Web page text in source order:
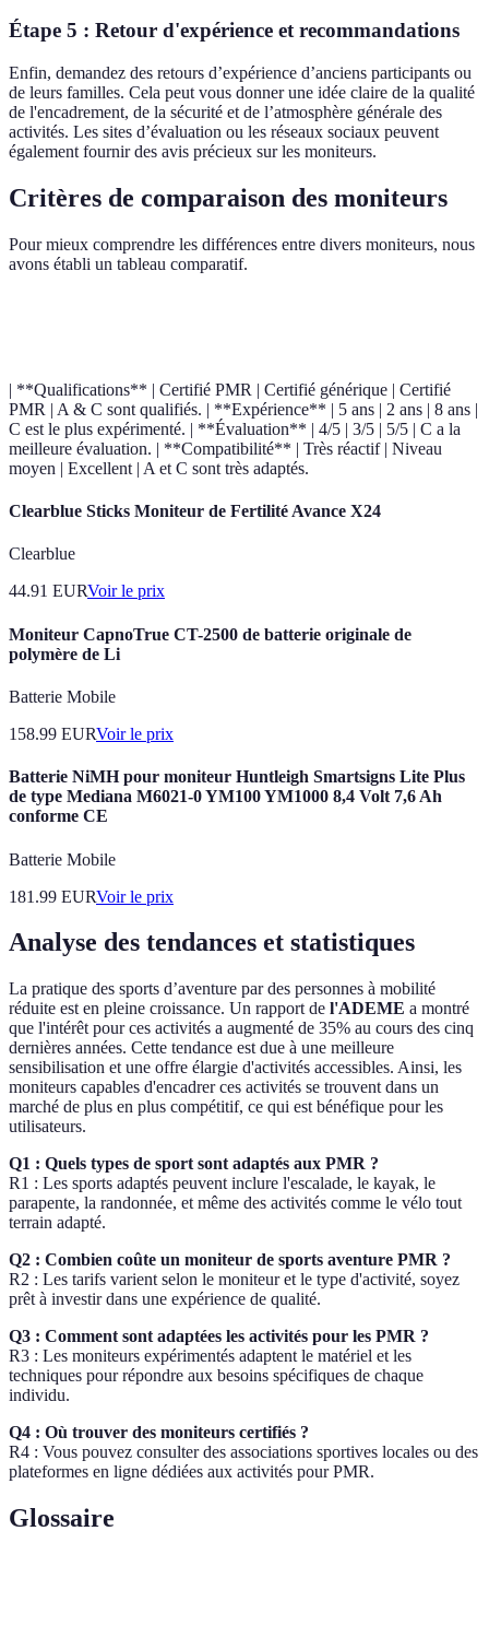
Étape 5 : Retour d'expérience et recommandations
Enfin, demandez des retours d’expérience d’anciens participants ou
de leurs familles. Cela peut vous donner une idée claire de la qualité
de l'encadrement, de la sécurité et de l’atmosphère générale des
activités. Les sites d’évaluation ou les réseaux sociaux peuvent
également fournir des avis précieux sur les moniteurs.
Critères de comparaison des moniteurs
Pour mieux comprendre les différences entre divers moniteurs, nous
avons établi un tableau comparatif.
| **Qualifications** | Certifié PMR | Certifié générique | Certifié
PMR | A & C sont qualifiés. | **Expérience** | 5 ans | 2 ans | 8 ans |
C est le plus expérimenté. | **Évaluation** | 4/5 | 3/5 | 5/5 | C a la
meilleure évaluation. | **Compatibilité** | Très réactif | Niveau
moyen | Excellent | A et C sont très adaptés.
Clearblue Sticks Moniteur de Fertilité Avance X24
Clearblue
44.91 EURVoir le prix
Moniteur CapnoTrue CT-2500 de batterie originale de
polymère de Li
Batterie Mobile
158.99 EURVoir le prix
Batterie NiMH pour moniteur Huntleigh Smartsigns Lite Plus
de type Mediana M6021-0 YM100 YM1000 8,4 Volt 7,6 Ah
conforme CE
Batterie Mobile
181.99 EURVoir le prix
Analyse des tendances et statistiques
La pratique des sports d’aventure par des personnes à mobilité
réduite est en pleine croissance. Un rapport de l'ADEME a montré
que l'intérêt pour ces activités a augmenté de 35% au cours des cinq
dernières années. Cette tendance est due à une meilleure
sensibilisation et une offre élargie d'activités accessibles. Ainsi, les
moniteurs capables d'encadrer ces activités se trouvent dans un
marché de plus en plus compétitif, ce qui est bénéfique pour les
utilisateurs.
Q1 : Quels types de sport sont adaptés aux PMR ?
R1 : Les sports adaptés peuvent inclure l'escalade, le kayak, le
parapente, la randonnée, et même des activités comme le vélo tout
terrain adapté.
Q2 : Combien coûte un moniteur de sports aventure PMR ?
R2 : Les tarifs varient selon le moniteur et le type d'activité, soyez
prêt à investir dans une expérience de qualité.
Q3 : Comment sont adaptées les activités pour les PMR ?
R3 : Les moniteurs expérimentés adaptent le matériel et les
techniques pour répondre aux besoins spécifiques de chaque
individu.
Q4 : Où trouver des moniteurs certifiés ?
R4 : Vous pouvez consulter des associations sportives locales ou des
plateformes en ligne dédiées aux activités pour PMR.
Glossaire